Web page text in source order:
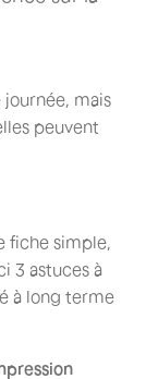
journée, mais
peuvent
fiche simple,
3 astuces à
à long terme